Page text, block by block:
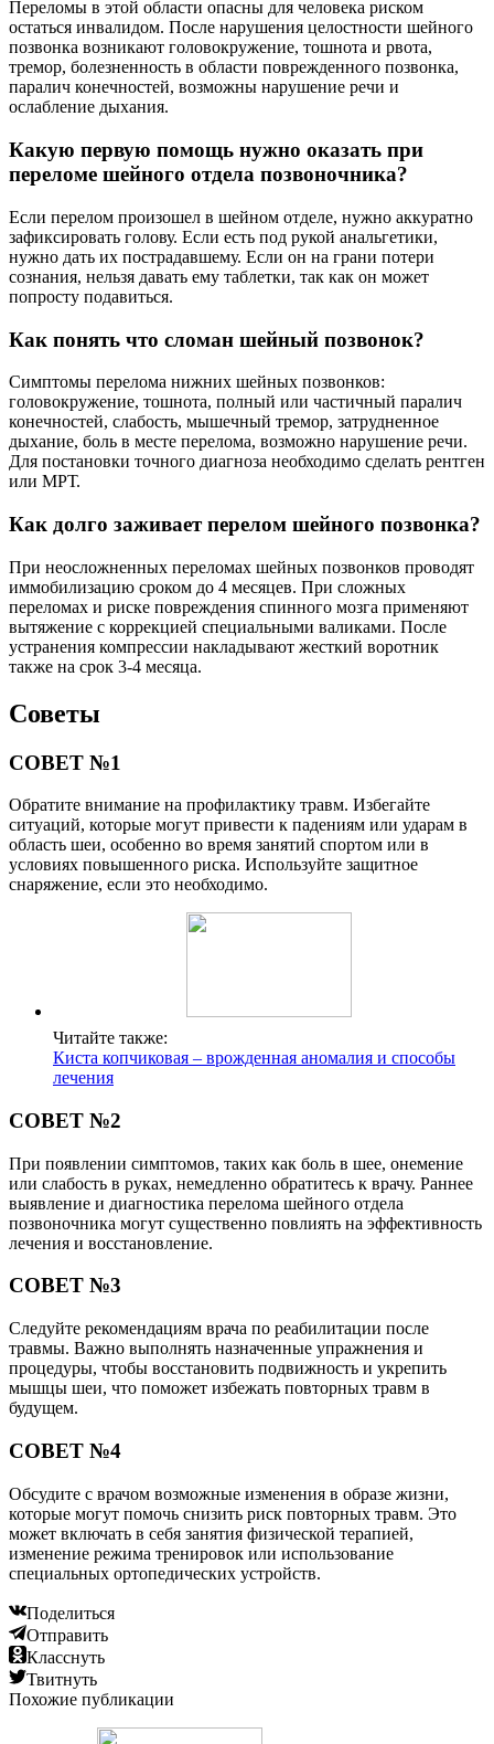
Переломы в этой области опасны для человека риском
остаться инвалидом. После нарушения целостности шейного
позвонка возникают головокружение, тошнота и рвота,
тремор, болезненность в области поврежденного позвонка,
паралич конечностей, возможны нарушение речи и
ослабление дыхания.
Какую первую помощь нужно оказать при
переломе шейного отдела позвоночника?
Если перелом произошел в шейном отделе, нужно аккуратно
зафиксировать голову. Если есть под рукой анальгетики,
нужно дать их пострадавшему. Если он на грани потери
сознания, нельзя давать ему таблетки, так как он может
попросту подавиться.
Как понять что сломан шейный позвонок?
Симптомы перелома нижних шейных позвонков:
головокружение, тошнота, полный или частичный паралич
конечностей, слабость, мышечный тремор, затрудненное
дыхание, боль в месте перелома, возможно нарушение речи.
Для постановки точного диагноза необходимо сделать рентген
или МРТ.
Как долго заживает перелом шейного позвонка?
При неосложненных переломах шейных позвонков проводят
иммобилизацию сроком до 4 месяцев. При сложных
переломах и риске повреждения спинного мозга применяют
вытяжение с коррекцией специальными валиками. После
устранения компрессии накладывают жесткий воротник
также на срок 3-4 месяца.
Советы
СОВЕТ №1
Обратите внимание на профилактику травм. Избегайте
ситуаций, которые могут привести к падениям или ударам в
область шеи, особенно во время занятий спортом или в
условиях повышенного риска. Используйте защитное
снаряжение, если это необходимо.
Читайте также:
Киста копчиковая – врожденная аномалия и способы
лечения
СОВЕТ №2
При появлении симптомов, таких как боль в шее, онемение
или слабость в руках, немедленно обратитесь к врачу. Раннее
выявление и диагностика перелома шейного отдела
позвоночника могут существенно повлиять на эффективность
лечения и восстановление.
СОВЕТ №3
Следуйте рекомендациям врача по реабилитации после
травмы. Важно выполнять назначенные упражнения и
процедуры, чтобы восстановить подвижность и укрепить
мышцы шеи, что поможет избежать повторных травм в
будущем.
СОВЕТ №4
Обсудите с врачом возможные изменения в образе жизни,
которые могут помочь снизить риск повторных травм. Это
может включать в себя занятия физической терапией,
изменение режима тренировок или использование
специальных ортопедических устройств.
Поделиться
Отправить
Класснуть
Твитнуть
Похожие публикации